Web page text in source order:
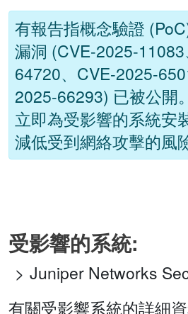
有報告指概念驗證
漏洞 (CVE-2025-
64720、CVE-2025-
2025-66293) 已被公開
立即為受影響的系統安
減低受到網絡攻擊的風
受影響的系統:
Juniper Networks
有關受影響系統的詳細